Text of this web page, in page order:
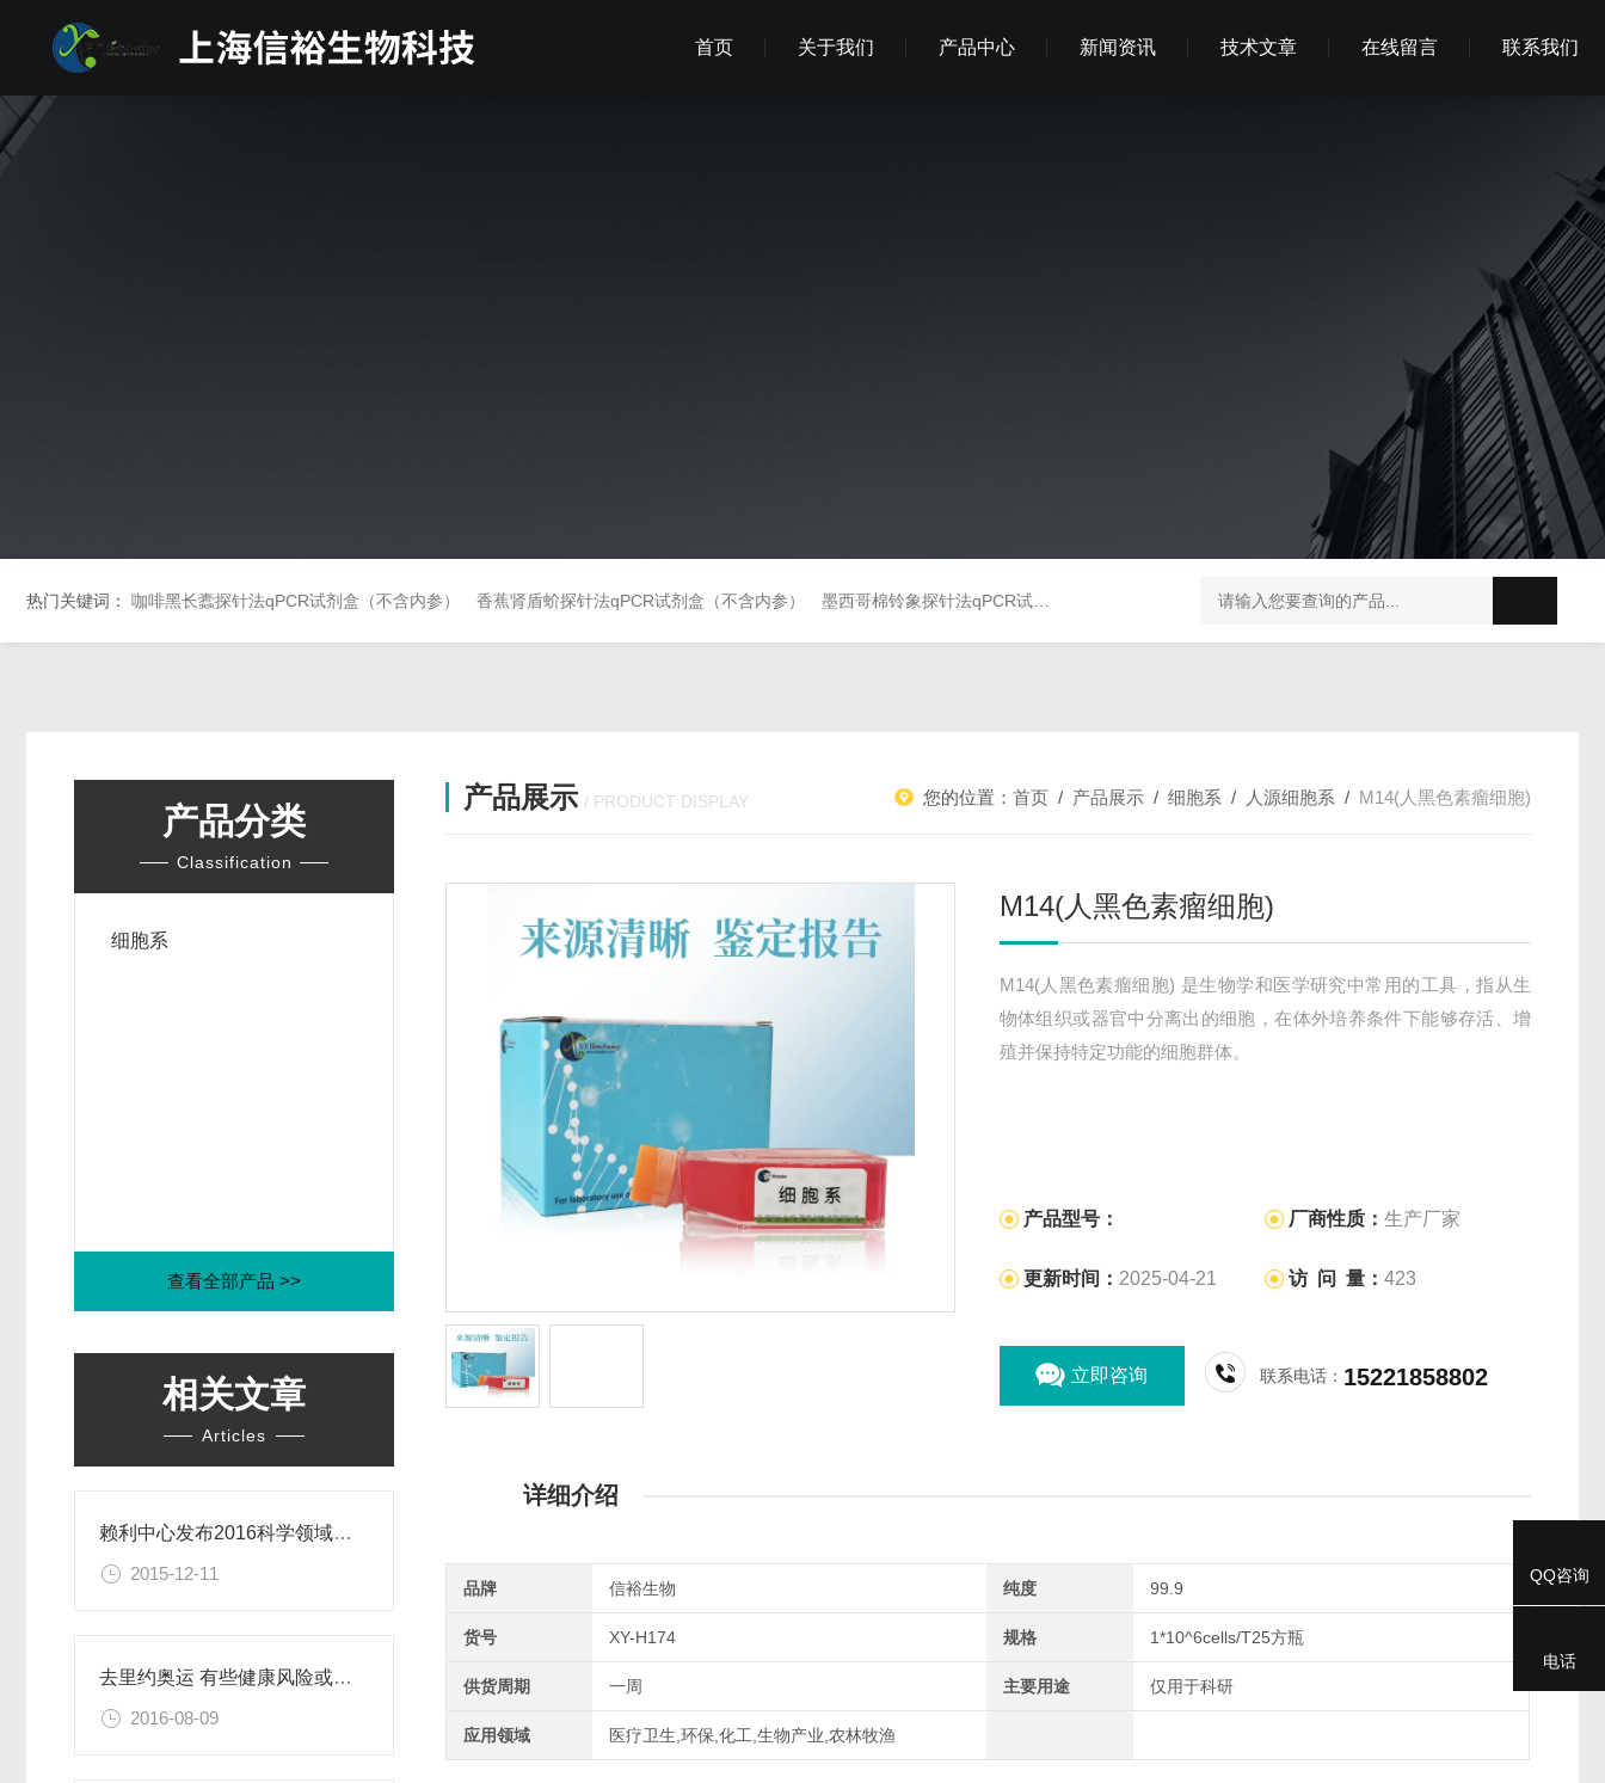
首页 关于我们 产品中心 新闻资讯 技术文章 在线留言 联系我们
热门关键词： 咖啡黑长蠹探针法qPCR试剂盒（不含内参） 香蕉肾盾蚧探针法qPCR试剂盒（不含内参） 墨西哥棉铃象探针法qPCR试剂盒（不含内参） 榛子东部枯萎病菌探针法qPCR试剂盒不含内参
产品分类
Classification
细胞系
查看全部产品 >>
相关文章
Articles
赖利中心发布2016科学领域年度伦理困境
2015-12-11
去里约奥运 有些健康风险或许你需要了解
2016-08-09
产品展示 / PRODUCT DISPLAY 您的位置： 首页 / 产品展示 / 细胞系 / 人源细胞系 / M14(人黑色素瘤细胞)
M14(人黑色素瘤细胞)
M14(人黑色素瘤细胞) 是生物学和医学研究中常用的工具，指从生
物体组织或器官中分离出的细胞，在体外培养条件下能够存活、增
殖并保持特定功能的细胞群体。
产品型号： 厂商性质：生产厂家
更新时间： 2025-04-21 访 问 量：423
立即咨询 联系电话： 15221858802
详细介绍
品牌 信裕生物 纯度 99.9
货号 XY-H174 规格 1*10^6cells/T25方瓶
供货周期 一周 主要用途 仅用于科研
应用领域 医疗卫生,环保,化工,生物产业,农林牧渔
QQ咨询
电话